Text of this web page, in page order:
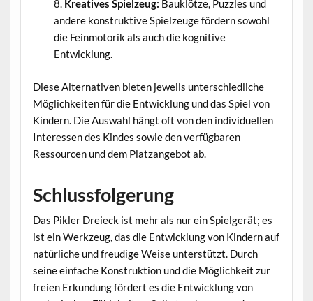
Kreatives Spielzeug: Bauklötze, Puzzles und
andere konstruktive Spielzeuge fördern sowohl
die Feinmotorik als auch die kognitive
Entwicklung.
Diese Alternativen bieten jeweils unterschiedliche
Möglichkeiten für die Entwicklung und das Spiel von
Kindern. Die Auswahl hängt oft von den individuellen
Interessen des Kindes sowie den verfügbaren
Ressourcen und dem Platzangebot ab.
Schlussfolgerung
Das Pikler Dreieck ist mehr als nur ein Spielgerät; es
ist ein Werkzeug, das die Entwicklung von Kindern auf
natürliche und freudige Weise unterstützt. Durch
seine einfache Konstruktion und die Möglichkeit zur
freien Erkundung fördert es die Entwicklung von